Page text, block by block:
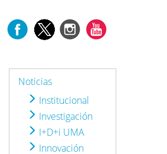
Noticias
Institucional
Investigación
I+D+i UMA
Innovación